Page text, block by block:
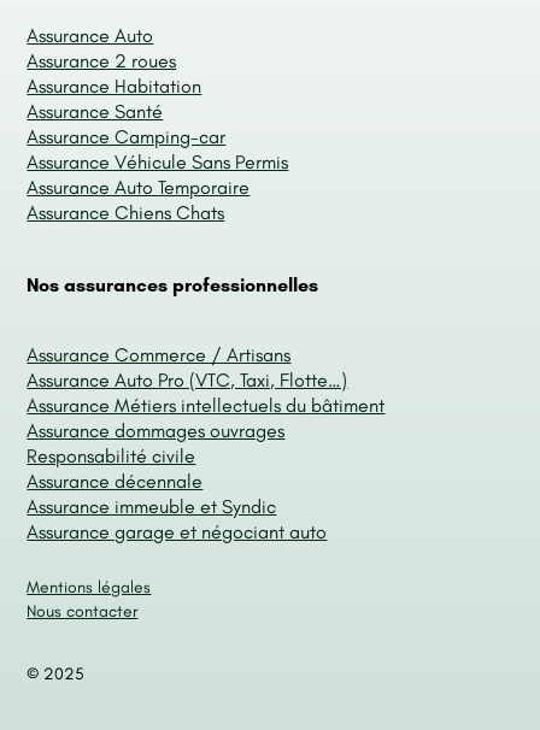
Assurance Auto
Assurance 2 roues
Assurance Habitation
Assurance Santé
Assurance Camping-car
Assurance Véhicule Sans Permis
Assurance Auto Temporaire
Assurance Chiens Chats
Nos assurances professionnelles
Assurance Commerce / Artisans
Assurance Auto Pro (VTC, Taxi, Flotte…)
Assurance Métiers intellectuels du bâtiment
Assurance dommages ouvrages
Responsabilité civile
Assurance décennale
Assurance immeuble et Syndic
Assurance garage et négociant auto
© 2025
Mentions légales
Nous contacter